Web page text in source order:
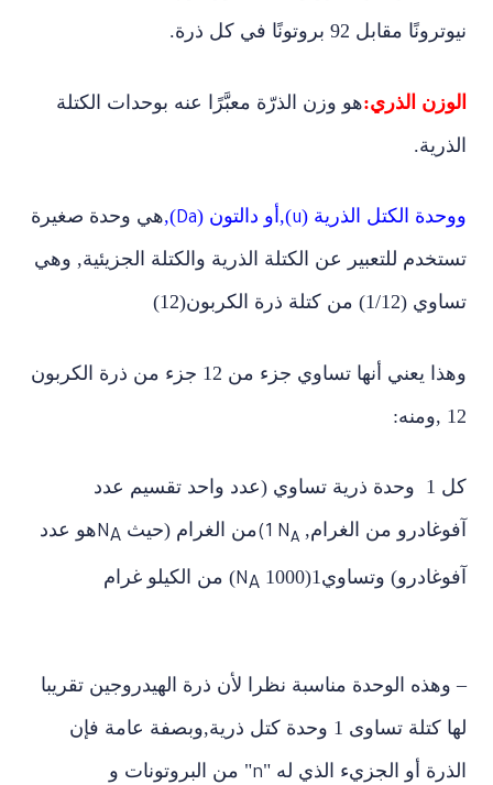
نيوترونًا مقابل 92 بروتونًا في كل ذرة.
الوزن الذري:هو وزن الذرّة معبَّرًا عنه بوحدات الكتلة
الذرية.
ووحدة الكتل الذرية (u),أو دالتون (Da
),هي وحدة صغيرة
تستخدم للتعبير عن الكتلة الذرية والكتلة الجزيئية, وهي
تساوي (1/12) من كتلة ذرة الكربون(12)
وهذا يعني أنها تساوي جزء من 12 جزء من ذرة الكربون
12 , ومنه:
كل 1 وحدة ذرية تساوي (عدد واحد تقسيم عدد
آفوغادرو من الغرام,
1 NA
(من الغرام (حيث NA هو عدد
آفوغادرو) وتساوي1(1000
NA ) من الكيلو غرام
– وهذه الوحدة مناسبة نظرا لأن ذرة الهيدروجين تقريبا
لها كتلة تساوى 1 وحدة كتل ذرية,
وبصفة عامة فإن
الذرة أو الجزيء الذي له "n" من البروتونات و